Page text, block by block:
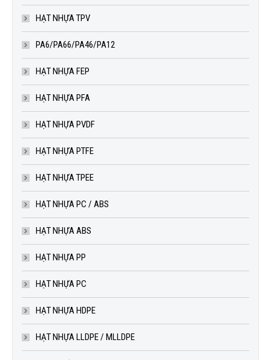
HẠT NHỰA TPV
PA6/PA66/PA46/PA12
HẠT NHỰA FEP
HẠT NHỰA PFA
HẠT NHỰA PVDF
HẠT NHỰA PTFE
HẠT NHỰA TPEE
HẠT NHỰA PC / ABS
HẠT NHỰA ABS
HẠT NHỰA PP
HẠT NHỰA PC
HẠT NHỰA HDPE
HẠT NHỰA LLDPE / MLLDPE